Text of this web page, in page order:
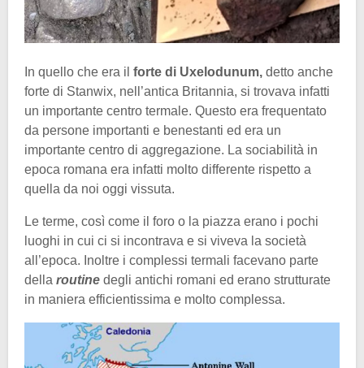
In quello che era il forte di Uxelodunum, detto anche
forte di Stanwix, nell’antica Britannia, si trovava infatti
un importante centro termale. Questo era frequentato
da persone importanti e benestanti ed era un
importante centro di aggregazione. La sociabilità in
epoca romana era infatti molto differente rispetto a
quella da noi oggi vissuta.
Le terme, così come il foro o la piazza erano i pochi
luoghi in cui ci si incontrava e si viveva la società
all’epoca. Inoltre i complessi termali facevano parte
della routine degli antichi romani ed erano strutturate
in maniera efficientissima e molto complessa.